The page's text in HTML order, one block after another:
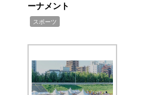
ーナメント
スポーツ